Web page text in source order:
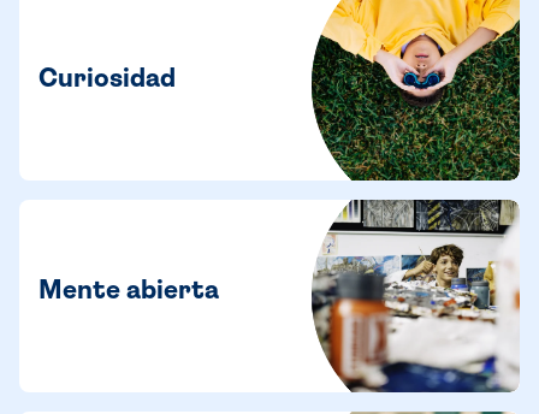
Curiosidad
Mente abierta